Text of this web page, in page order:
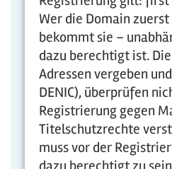
Wer die Domain
bekommt sie –
dazu berechtigt ist.
Adressen vergeben
DENIC), überprüfen
Registrierung gegen
Titelschutzrechte
muss vor der